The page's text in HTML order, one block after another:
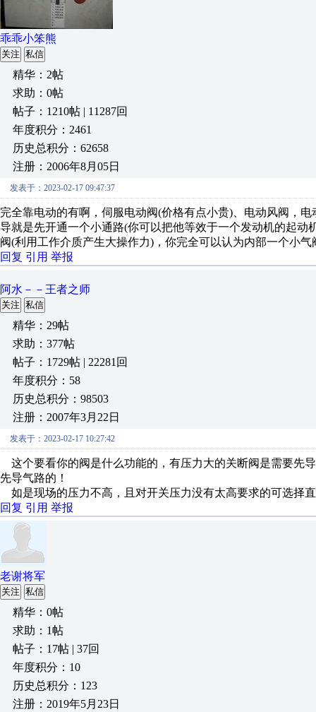
乖乖小笨熊
关注 私信
精华：2帖
求助：0帖
帖子：1210帖 | 11287回
年度积分：2461
历史总积分：62658
注册：2006年8月05日
发表于：2023-02-17 09:47:37
完全靠电动的有啊，伺服电动阀(价格有点小贵)、电动风阀，
导就是先开通一个小通路(你可以把他等效于一个发动机的起
阀(利用工作介质产生大操作力)，你完全可以认为内部一个小
回复 引用 举报
阿水－－王者之师
关注 私信
精华：29帖
求助：377帖
帖子：1729帖 | 22281回
年度积分：58
历史总积分：98503
注册：2007年3月22日
发表于：2023-02-17 10:27:42
这个要看你的阀是什么功能的，有压力大的关断阀是需要先
先导气路的！
如是现场的压力不高，且对开关压力没有太高要求的可选择
回复 引用 举报
老谢将军
关注 私信
精华：0帖
求助：1帖
帖子：17帖 | 37回
年度积分：10
历史总积分：123
注册：2019年5月23日